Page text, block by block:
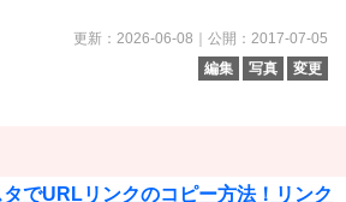
更新：2026-06-08｜公開：2017-07-05
編集
写真 変更
タでURLリンクのコピー方法！リンク